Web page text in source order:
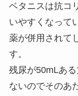
ベタニスは抗コ
いやすくなって
薬が併用されて
す。
残尿が50mLあ
ないのでそのあ